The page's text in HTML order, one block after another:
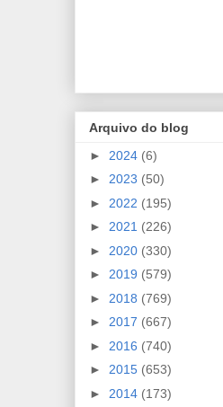
Arquivo do blog
► 2024 (6)
► 2023 (50)
► 2022 (195)
► 2021 (226)
► 2020 (330)
► 2019 (579)
► 2018 (769)
► 2017 (667)
► 2016 (740)
► 2015 (653)
► 2014 (173)